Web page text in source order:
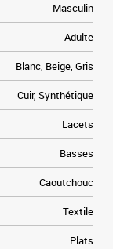
Masculin
Adulte
Blanc, Beige, Gris
Cuir, Synthétique
Lacets
Basses
Caoutchouc
Textile
Plats